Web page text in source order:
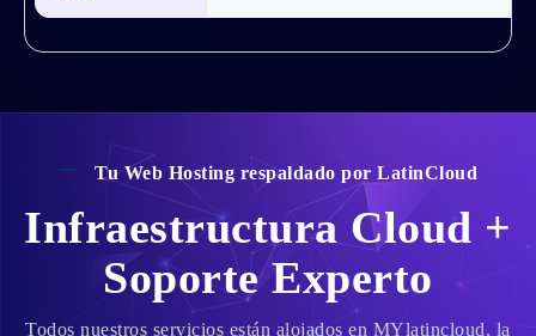
Tu Web Hosting respaldado por LatinCloud
Infraestructura Cloud +
Soporte Experto
Todos nuestros servicios están alojados en MYlatincloud, la